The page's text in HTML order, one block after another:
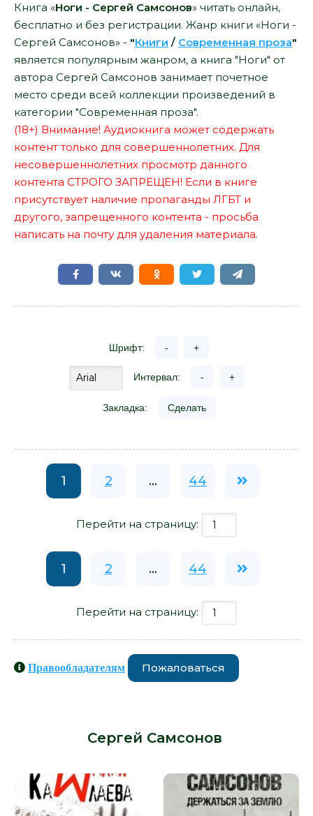
Книга «Ноги - Сергей Самсонов» читать онлайн,
бесплатно и без регистрации. Жанр книги «Ноги -
Сергей Самсонов» - "Книги / Современная проза"
является популярным жанром, а книга "Ноги" от
автора Сергей Самсонов занимает почетное
место среди всей коллекции произведений в
категории "Современная проза".
(18+) Внимание! Аудиокнига может содержать
контент только для совершеннолетних. Для
несовершеннолетних просмотр данного
контента СТРОГО ЗАПРЕЩЕН! Если в книге
присутствует наличие пропаганды ЛГБТ и
другого, запрещенного контента - просьба
написать на почту для удаления материала.
Шрифт: - +
Интервал: - +
Закладка: Сделать
1 2 ... 44
Перейти на страницу:
1 2 ... 44
Перейти на страницу:
Правообладателям Пожаловаться
Сергей Самсонов